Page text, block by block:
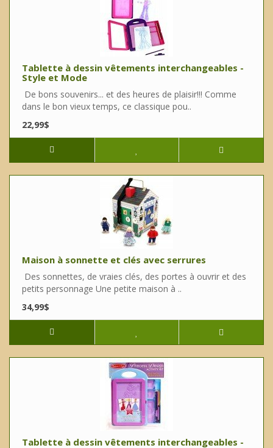
Tablette à dessin vêtements interchangeables -
Style et Mode
De bons souvenirs... et des heures de plaisir!!! Comme
dans le bon vieux temps, ce classique pou..
22,99$
Maison à sonnette et clés avec serrures
Des sonnettes, de vraies clés, des portes à ouvrir et des
petits personnage Une petite maison à ..
34,99$
Tablette à dessin vêtements interchangeables -